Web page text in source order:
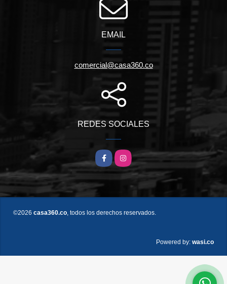
EMAIL
comercial@casa360.co
REDES SOCIALES
FacebookInstagram
©2026 casa360.co , todos los derechos reservados.
Powered by: wasi.co